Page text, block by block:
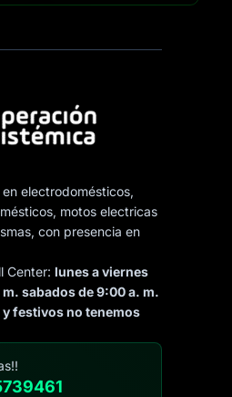
electrodomésticos,
motos electricas
con presencia en
Center:lunes a viernes
sabados de 9:00 a. m.
y festivos no tenemos